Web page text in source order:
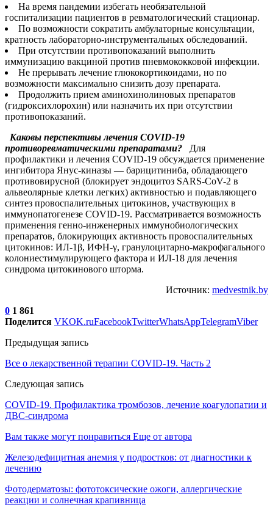
На время пандемии избегать необязательной
госпитализации пациентов в ревматологический стационар.
По возможности сократить амбулаторные консультации,
кратность лабораторно-инструментальных обследований.
При отсутствии противопоказаний выполнить
иммунизацию вакциной против пневмококковой инфекции.
Не прерывать лечение глюкокортикоидами, но по
возможности максимально снизить дозу препарата.
Продолжить прием аминохинолиновых препаратов
(гидроксихлорохин) или назначить их при отсутствии
противопоказаний.
Каковы перспективы лечения COVID-19
противоревматическими препаратами? Для
профилактики и лечения COVID-19 обсуждается применение
ингибитора Янус-киназы — барицитиниба, обладающего
противовирусной (блокирует эндоцитоз SARS-CoV-2 в
альвеолярные клетки легких) активностью и подавляющего
синтез провоспалительных цитокинов, участвующих в
иммунопатогенезе COVID-19. Рассматривается возможность
применения генно-инженерных иммунобиологических
препаратов, блокирующих активность провоспалительных
цитокинов: ИЛ-1β, ИФН-γ, гранулоцитарно-макрофагального
колониестимулирующего фактора и ИЛ-18 для лечения
синдрома цитокинового шторма.
Источник: medvestnik.by
0 1 861
Поделится VKOK.ruFacebookTwitterWhatsAppTelegramViber
Предыдущая запись
Все о лекарственной терапии COVID-19. Часть 2
Следующая запись
COVID-19. Профилактика тромбозов, лечение коагулопатии и
ДВС-синдрома
Вам также могут понравиться Еще от автора
Железодефицитная анемия у подростков: от диагностики к
лечению
Фотодерматозы: фототоксические ожоги, аллергические
реакции и солнечная крапивница